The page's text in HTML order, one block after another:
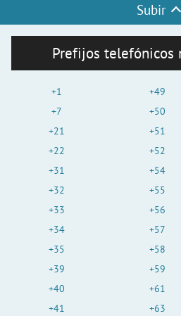
Subir
Prefijos telefónicos
+1
+7
+21
+22
+31
+32
+33
+34
+35
+39
+40
+41
+49
+50
+51
+52
+54
+55
+56
+57
+58
+59
+61
+63